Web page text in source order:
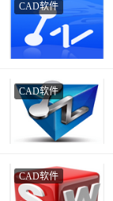
CAD软件
CAD软件
CAD软件